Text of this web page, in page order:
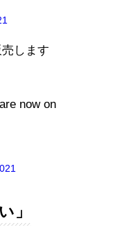
します
now on
」